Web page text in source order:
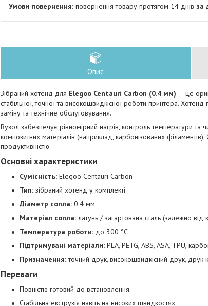
повернення товару протягом 14 днів за
Опис
Зібраний хотенд для Elegoo Centauri Carbon (0.4 мм) — це
стабільної, точної та високошвидкісної роботи принтера.
заміну та технічне обслуговування.
Вузол забезпечує рівномірний нагрів, контроль температури та
композитних матеріалів (наприклад, карбонізованих
продуктивністю.
Основні характеристики
Сумісність: Elegoo Centauri Carbon
Тип: зібраний хотенд у комплекті
Діаметр сопла: 0.4 мм
Матеріал сопла: латунь / загартована сталь (залежно від
Температура роботи: до 300 °C
Підтримувані матеріали: PLA, PETG, ABS, ASA, TPU,
Призначення:точний друк, високошвидкісний друк, друк
Переваги
Повністю готовий до встановлення
Стабільна екструзія навіть на високих швидкостях